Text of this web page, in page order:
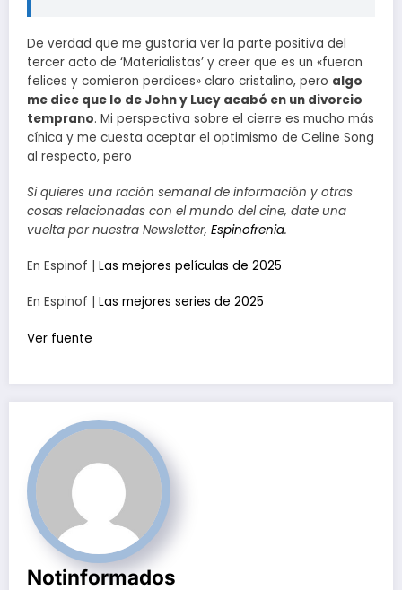
De verdad que me gustaría ver la parte positiva del
tercer acto de ‘Materialistas’ y creer que es un «fueron
felices y comieron perdices» claro cristalino, pero algo
me dice que lo de John y Lucy acabó en un divorcio
temprano. Mi perspectiva sobre el cierre es mucho más
cínica y me cuesta aceptar el optimismo de Celine Song
al respecto, pero
Si quieres una ración semanal de información y otras
cosas relacionadas con el mundo del cine, date una
vuelta por nuestra Newsletter, Espinofrenia.
En Espinof | Las mejores películas de 2025
En Espinof | Las mejores series de 2025
Ver fuente
Notinformados